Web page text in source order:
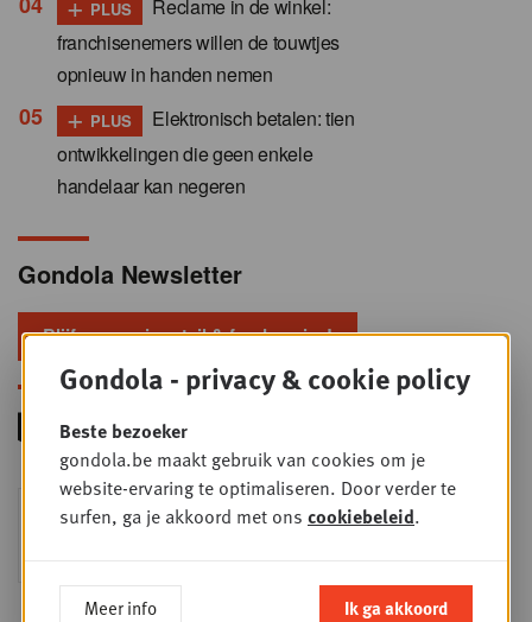
PLUS
Reclame in de winkel:
franchisenemers willen de touwtjes
opnieuw in handen nemen
+ PLUS
Elektronisch betalen: tien
ontwikkelingen die geen enkele
handelaar kan negeren
Gondola Newsletter
Blijf voorop in retail & foodservice!
WOE
9
Foodservice - Joint
business planning
onderhandelingstafel is geen toeval!
Gondola - privacy & cookie policy
Beste bezoeker
gondola.be maakt gebruik van cookies om je
website-ervaring te optimaliseren. Door verder te
surfen, ga je akkoord met ons cookiebeleid.
Meer info Ik ga akkoord